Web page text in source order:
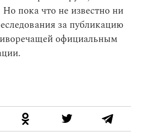
Но пока что не известно ни
за публикацию
официальным